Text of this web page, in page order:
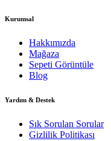
Kurumsal
Hakkımızda
Mağaza
Sepeti Görüntüle
Blog
Yardım & Destek
Sık Sorulan Sorular
Gizlilik Politikası